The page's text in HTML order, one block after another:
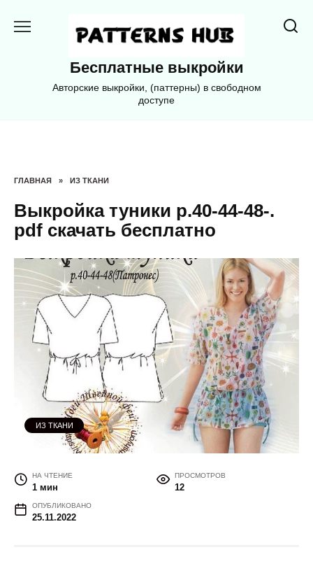
Бесплатные выкройки
Авторские выкройки, (паттерны) в свободном
доступе
ГЛАВНАЯ » ИЗ ТКАНИ
Выкройка туники р.40-44-48-.
pdf скачать бесплатно
ИЗ ТКАНИ
НА ЧТЕНИЕ
1 мин
ПРОСМОТРОВ
12
ОПУБЛИКОВАНО
25.11.2022